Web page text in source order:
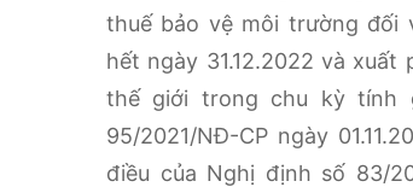
thuế bảo vệ môi trường đối
hết ngày 31.12.2022 và
thế giới trong chu kỳ tính
95/2021/NĐ-CP ngày
điều của Nghị định số 83/